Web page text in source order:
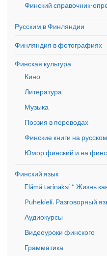
Финский справочник-
Русским в Финляндии
Финляндия в фотографиях
Финская культура
Кино
Литература
Музыка
Поэзия в переводах
Финские книги на русском
Юмор финский и на
Финский язык
Elämä tarinaksi * Жизнь
Puhekieli. Разговорный
Аудиокурсы
Видеоуроки финского
Грамматика